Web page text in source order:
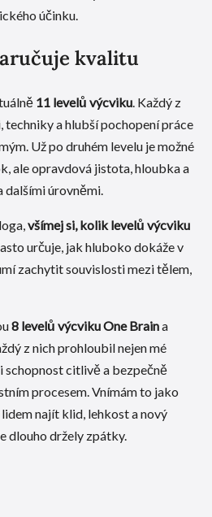
účinku.
kvalitu
11 levelů výcviku. Každý z
techniky a hlubší pochopení práce
Už po druhém levelu je možné
ale opravdová jistota, hloubka a
dalšími úrovněmi.
všímej si, kolik levelů výcviku
určuje, jak hluboko dokáže v
zachytit souvislosti mezi tělem,
8 levelů výcviku One Braina
z nich prohloubil nejen mé
schopnost citlivě a bezpečně
procesem. Vnímám to jako
najít klid, lehkost a nový
dlouho držely zpátky.